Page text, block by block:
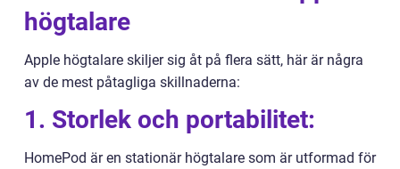
högtalare
Apple högtalare skiljer sig åt på flera sätt, här är några
av de mest påtagliga skillnaderna:
1. Storlek och portabilitet:
HomePod är en stationär högtalare som är utformad för